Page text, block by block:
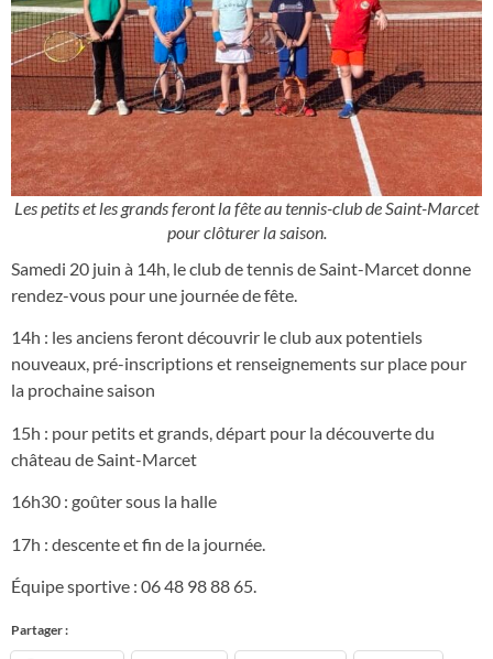
Les petits et les grands feront la fête au tennis-club de Saint-Marcet
pour clôturer la saison.
Samedi 20 juin à 14h, le club de tennis de Saint-Marcet donne
rendez-vous pour une journée de fête.
14h : les anciens feront découvrir le club aux potentiels
nouveaux, pré-inscriptions et renseignements sur place pour
la prochaine saison
15h : pour petits et grands, départ pour la découverte du
château de Saint-Marcet
16h30 : goûter sous la halle
17h : descente et fin de la journée.
Équipe sportive : 06 48 98 88 65.
Partager :